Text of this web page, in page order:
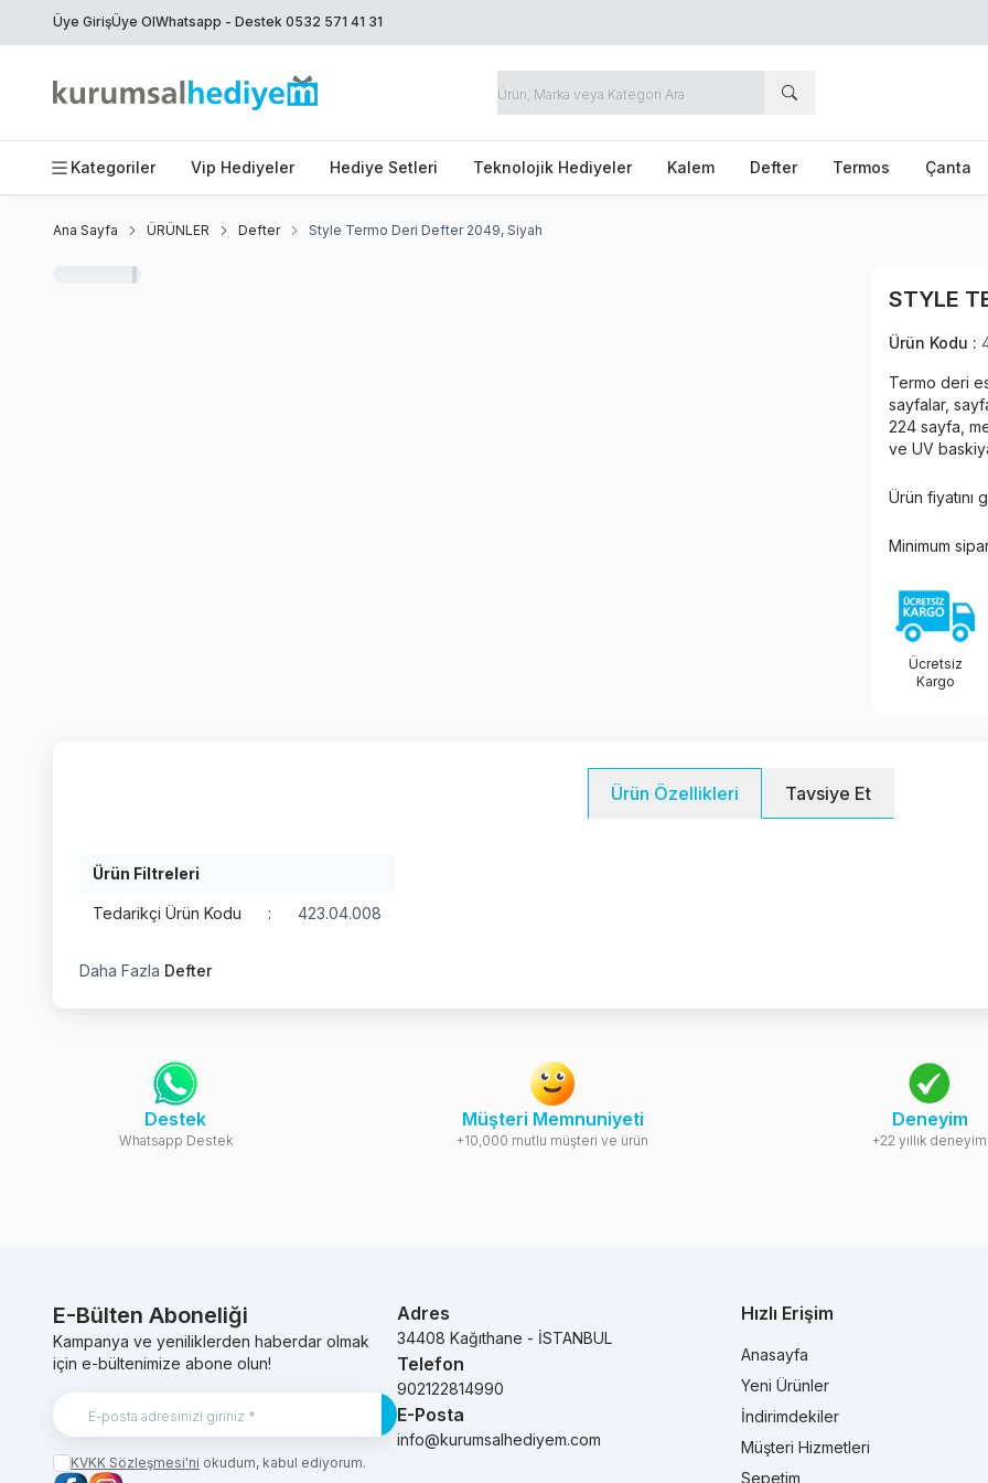
Üye GirişÜye OlWhatsapp - Destek 0532 571 41 31
Kategoriler Vip Hediyeler Hediye Setleri Teknolojik Hediyeler Kalem Defter Termos Çanta
Ana Sayfa ÜRÜNLER Defter Style Termo Deri Defter 2049, Siyah
STYLE
Ürün Kodu :
Termo deri
sayfalar,
224 sayfa,
ve UV
Ürün fiyatını
Minimum
Ücretsiz
Kargo
Ürün Özellikleri Tavsiye Et
Ürün Filtreleri
Tedarikçi Ürün Kodu : 423.04.008
Daha Fazla Defter
Destek
Whatsapp Destek
Müşteri Memnuniyeti
+10,000 mutlu müşteri ve ürün
Deneyim
+22 yıllık deneyim
E-Bülten Aboneliği
Kampanya ve yeniliklerden haberdar olmak
için e-bültenimize abone olun!
Kayıt Ol
KVKK Sözleşmesi'ni okudum, kabul ediyorum.
Adres
34408 Kağıthane - İSTANBUL
Telefon
902122814990
E-Posta
info@kurumsalhediyem.com
Hızlı Erişim
Anasayfa
Yeni Ürünler
İndirimdekiler
Müşteri Hizmetleri
Sepetim